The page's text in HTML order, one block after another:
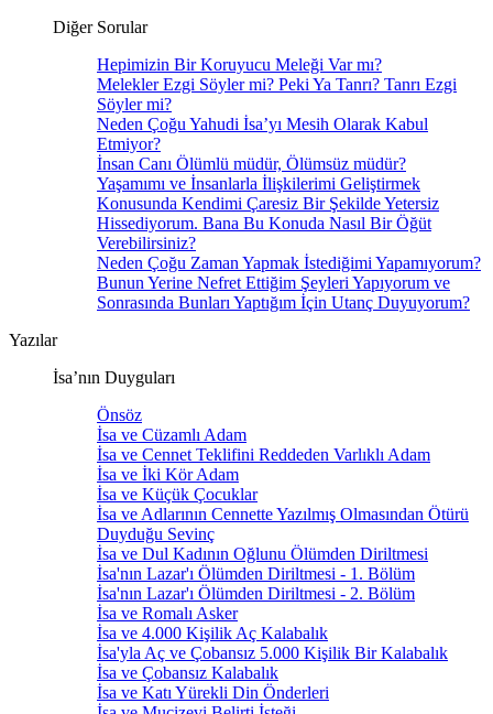
Diğer Sorular
Hepimizin Bir Koruyucu Meleği Var mı?
Melekler Ezgi Söyler mi? Peki Ya Tanrı? Tanrı Ezgi
Söyler mi?
Neden Çoğu Yahudi İsa’yı Mesih Olarak Kabul
Etmiyor?
İnsan Canı Ölümlü müdür, Ölümsüz müdür?
Yaşamımı ve İnsanlarla İlişkilerimi Geliştirmek
Konusunda Kendimi Çaresiz Bir Şekilde Yetersiz
Hissediyorum. Bana Bu Konuda Nasıl Bir Öğüt
Verebilirsiniz?
Neden Çoğu Zaman Yapmak İstediğimi Yapamıyorum?
Bunun Yerine Nefret Ettiğim Şeyleri Yapıyorum ve
Sonrasında Bunları Yaptığım İçin Utanç Duyuyorum?
Yazılar
İsa’nın Duyguları
Önsöz
İsa ve Cüzamlı Adam
İsa ve Cennet Teklifini Reddeden Varlıklı Adam
İsa ve İki Kör Adam
İsa ve Küçük Çocuklar
İsa ve Adlarının Cennette Yazılmış Olmasından Ötürü
Duyduğu Sevinç
İsa ve Dul Kadının Oğlunu Ölümden Diriltmesi
İsa'nın Lazar'ı Ölümden Diriltmesi - 1. Bölüm
İsa'nın Lazar'ı Ölümden Diriltmesi - 2. Bölüm
İsa ve Romalı Asker
İsa ve 4.000 Kişilik Aç Kalabalık
İsa'yla Aç ve Çobansız 5.000 Kişilik Bir Kalabalık
İsa ve Çobansız Kalabalık
İsa ve Katı Yürekli Din Önderleri